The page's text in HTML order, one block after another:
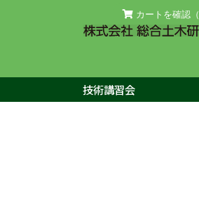
カートを確認（
技術講習会